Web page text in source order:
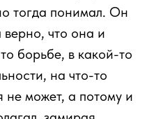
тогда понимал. Он
верно, что она и
борьбе, в какой-то
на что-то
не может, а потому и